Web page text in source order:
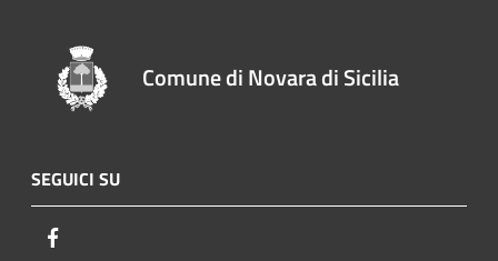
Comune di Novara di Sicilia
SEGUICI SU